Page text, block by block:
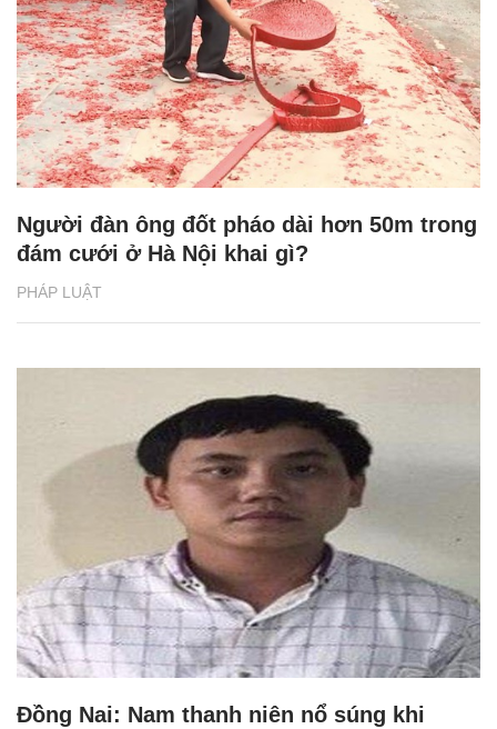
PHÁP LUẬT
Người đàn ông đốt pháo dài hơn 50m trong
đám cưới ở Hà Nội khai gì?
Đồng Nai: Nam thanh niên nổ súng khi